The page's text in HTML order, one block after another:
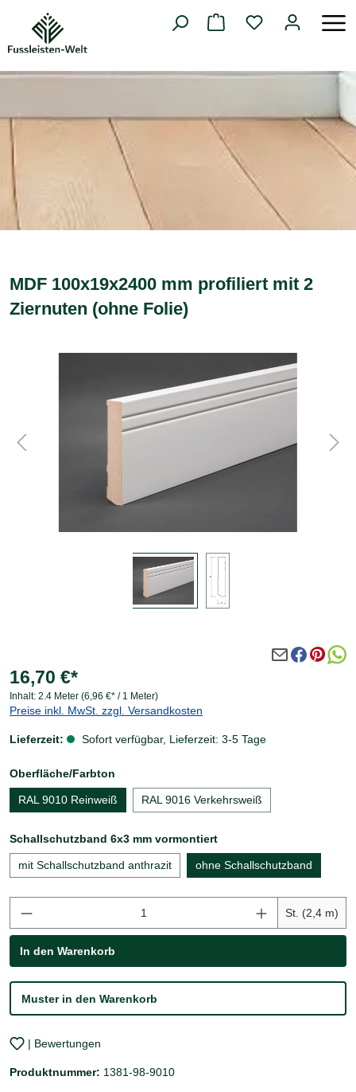
springen
MDF 100x19x2400 mm profiliert mit 2
Ziernuten (ohne Folie)
16,70 €*
Inhalt: 2.4 Meter (6,96 €* / 1 Meter)
Preise inkl. MwSt. zzgl. Versandkosten
Lieferzeit: Sofort verfügbar, Lieferzeit: 3-5 Tage
Oberfläche/Farbton
RAL 9010 Reinweiß RAL 9016 Verkehrsweiß
Schallschutzband 6x3 mm vormontiertauswählen
mit Schallschutzband anthrazit ohne Schallschutzband
Produkt Anzahl: Gib den gewünschtenSt. (2,4 m)
In den Warenkorb
Muster in den Warenkorb
| Bewertungen
Produktnummer: 1381-98-9010